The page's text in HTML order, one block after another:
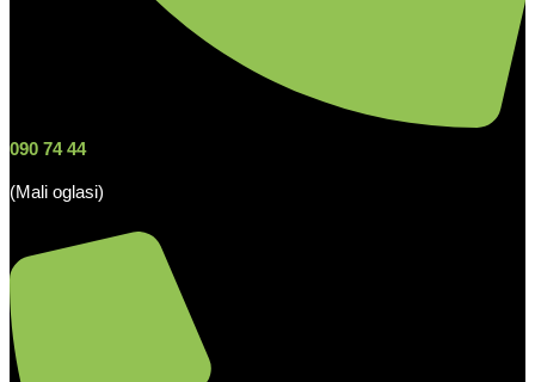
090 74 44
(Mali oglasi)